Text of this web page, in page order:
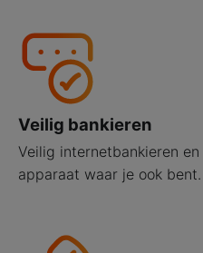
Veilig bankieren
Veilig internetbankieren
apparaat waar je ook bent.